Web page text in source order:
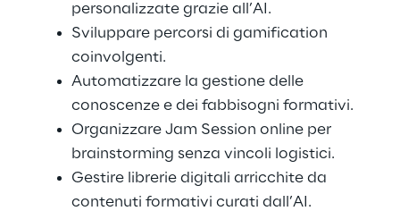
personalizzate grazie all’AI.
Sviluppare percorsi di gamification
coinvolgenti.
Automatizzare la gestione delle
conoscenze e dei fabbisogni formativi.
Organizzare Jam Session online per
brainstorming senza vincoli logistici.
Gestire librerie digitali arricchite da
contenuti formativi curati dall’AI.